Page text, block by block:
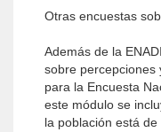
Otras encuestas
Además de la
sobre percepciones
para la Encuesta
este módulo se
la población está